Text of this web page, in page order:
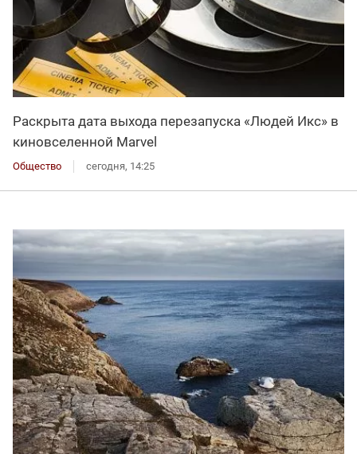
Раскрыта дата выхода перезапуска «Людей Икс» в
киновселенной Marvel
Общество сегодня, 14:25